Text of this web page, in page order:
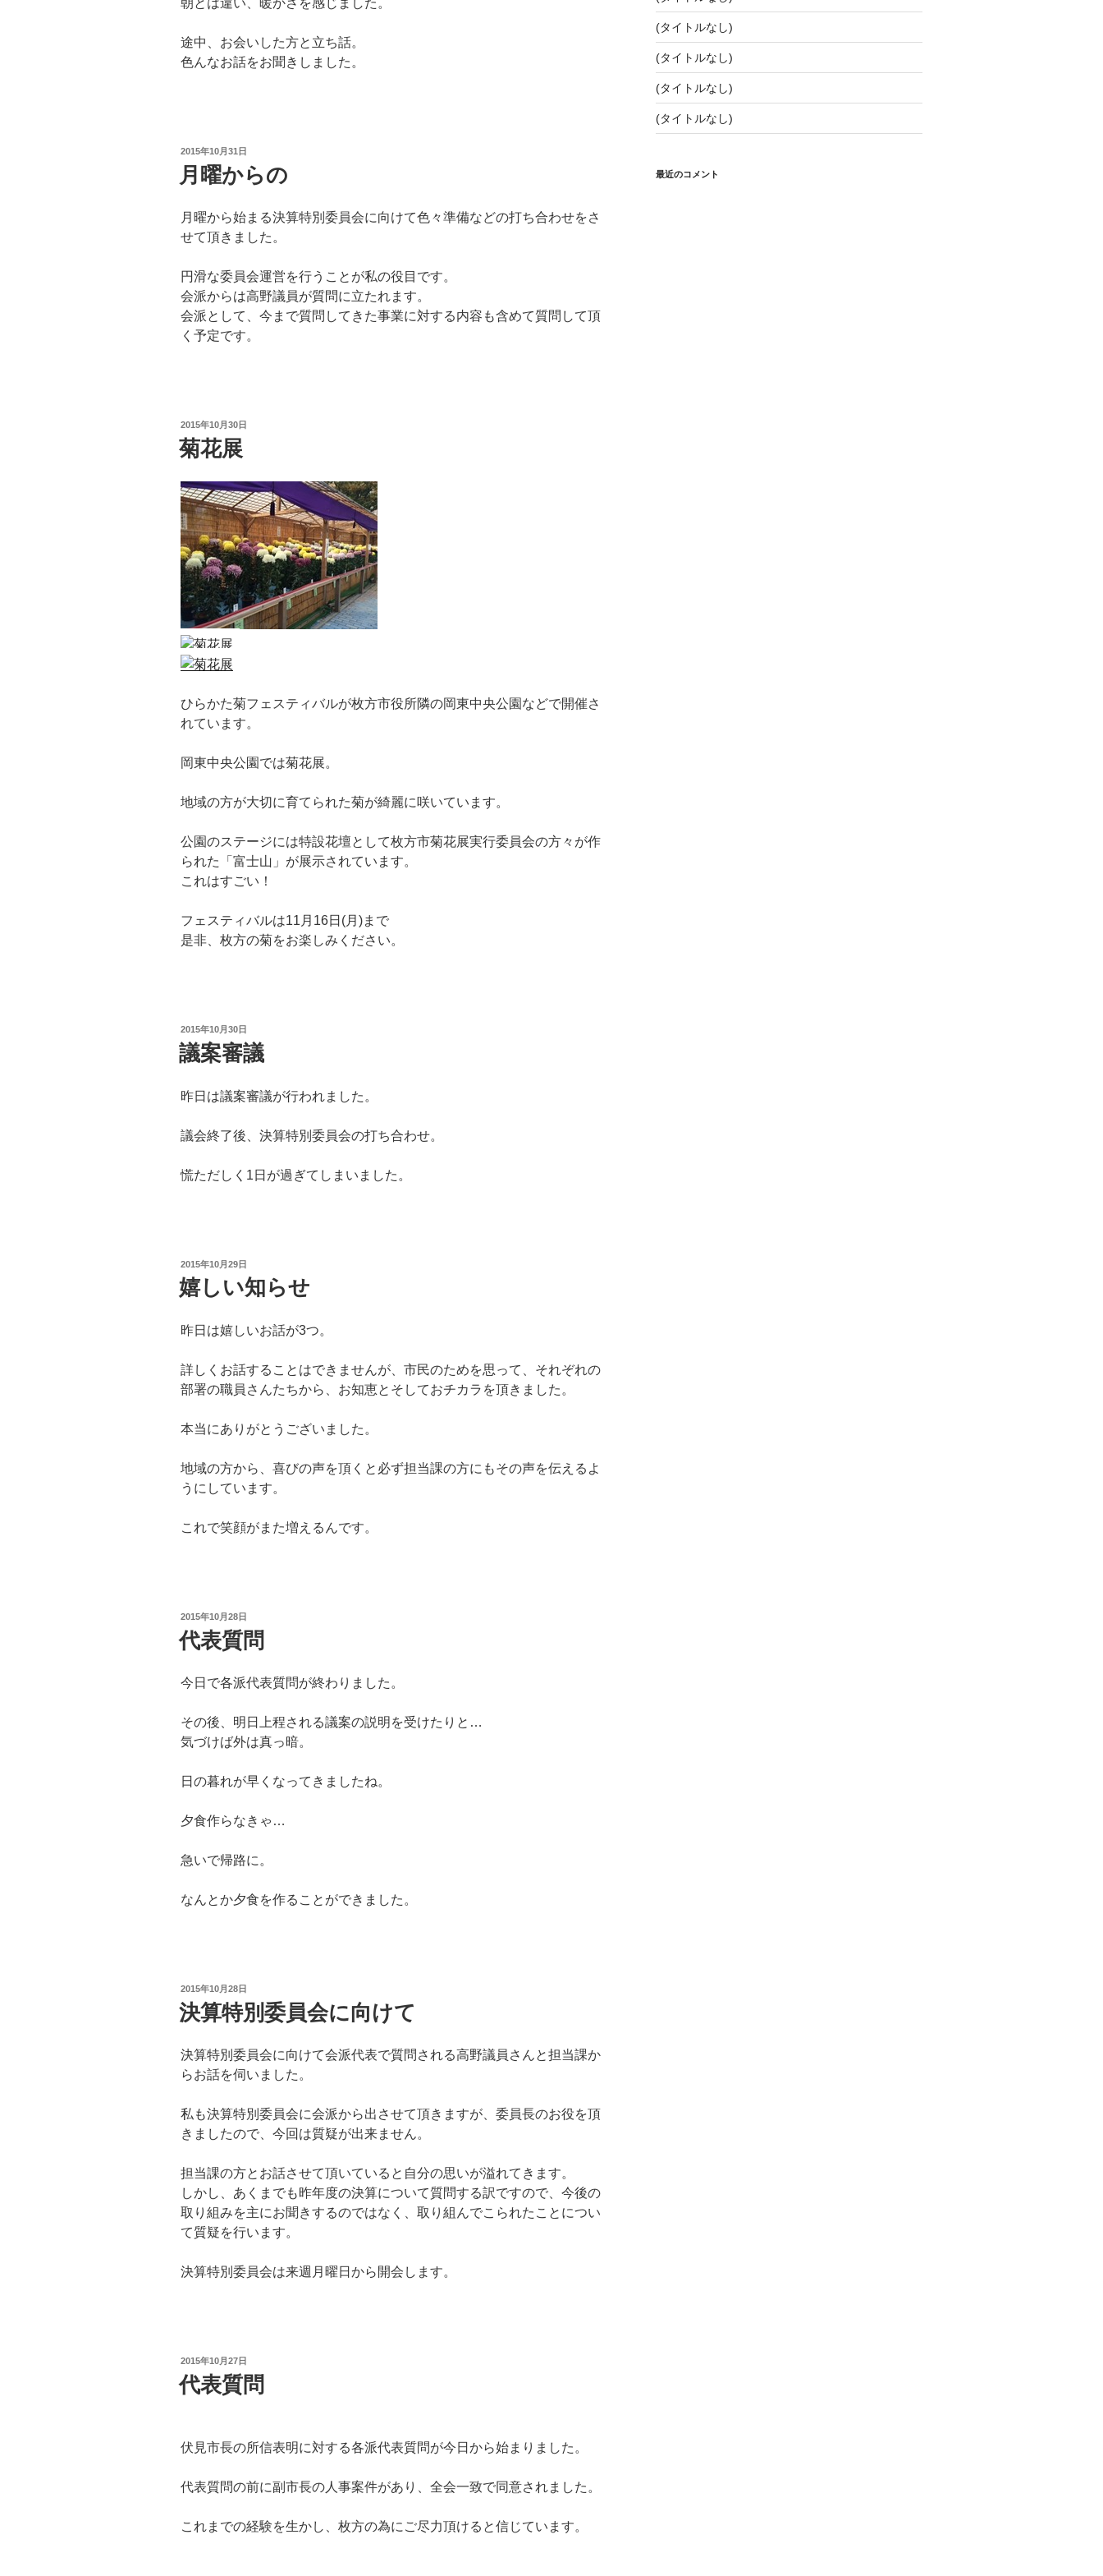
途中、お会いした方と立ち話。
色んなお話をお聞きしました。
投
稿
日:
2015年10月31日
月曜からの
月曜から始まる決算特別委員会に向けて色々準備などの打ち合わせをさ
せて頂きました。
円滑な委員会運営を行うことが私の役目です。
会派からは高野議員が質問に立たれます。
会派として、今まで質問してきた事業に対する内容も含めて質問して頂
く予定です。
投
稿
日:
2015年10月30日
菊花展
ひらかた菊フェスティバルが枚方市役所隣の岡東中央公園などで開催さ
れています。
岡東中央公園では菊花展。
地域の方が大切に育てられた菊が綺麗に咲いています。
公園のステージには特設花壇として枚方市菊花展実行委員会の方々が作
られた「富士山」が展示されています。
これはすごい！
フェスティバルは11月16日(月)まで
是非、枚方の菊をお楽しみください。
投
稿
日:
2015年10月30日
議案審議
昨日は議案審議が行われました。
議会終了後、決算特別委員会の打ち合わせ。
慌ただしく1日が過ぎてしまいました。
投
稿
日:
2015年10月29日
嬉しい知らせ
昨日は嬉しいお話が3つ。
詳しくお話することはできませんが、市民のためを思って、それぞれの
部署の職員さんたちから、お知恵とそしておチカラを頂きました。
本当にありがとうございました。
地域の方から、喜びの声を頂くと必ず担当課の方にもその声を伝えるよ
うにしています。
これで笑顔がまた増えるんです。
投
稿
日:
2015年10月28日
代表質問
今日で各派代表質問が終わりました。
その後、明日上程される議案の説明を受けたりと…
気づけば外は真っ暗。
日の暮れが早くなってきましたね。
夕食作らなきゃ…
急いで帰路に。
なんとか夕食を作ることができました。
投
稿
日:
2015年10月28日
決算特別委員会に向けて
決算特別委員会に向けて会派代表で質問される高野議員さんと担当課か
らお話を伺いました。
私も決算特別委員会に会派から出させて頂きますが、委員長のお役を頂
きましたので、今回は質疑が出来ません。
担当課の方とお話させて頂いていると自分の思いが溢れてきます。
しかし、あくまでも昨年度の決算について質問する訳ですので、今後の
取り組みを主にお聞きするのではなく、取り組んでこられたことについ
て質疑を行います。
決算特別委員会は来週月曜日から開会します。
投
稿
日:
2015年10月27日
代表質問
伏見市長の所信表明に対する各派代表質問が今日から始まりました。
代表質問の前に副市長の人事案件があり、全会一致で同意されました。
これまでの経験を生かし、枚方の為にご尽力頂けると信じています。
(タイトルなし)
(タイトルなし)
(タイトルなし)
(タイトルなし)
最近のコメント